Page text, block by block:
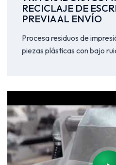
RECICLAJE DE
PREVIA AL ENVÍO
Procesa residuos de
piezas plásticas con bajo